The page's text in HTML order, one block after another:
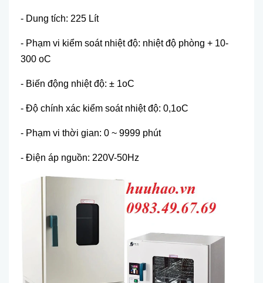
- Dung tích: 225 Lít
- Phạm vi kiểm soát nhiệt độ: nhiệt độ phòng + 10-
300 oC
- Biến động nhiệt độ: ± 1oC
- Độ chính xác kiểm soát nhiệt độ: 0,1oC
- Phạm vi thời gian: 0 ~ 9999 phút
- Điện áp nguồn: 220V-50Hz